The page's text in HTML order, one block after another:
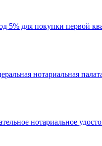
5% для покупки первой
нотариальная
нотариальное